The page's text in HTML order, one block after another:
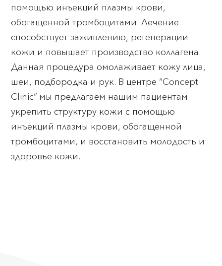
помощью инъекций плазмы крови,
обогащенной тромбоцитами. Лечение
способствует заживлению, регенерации
кожи и повышает производство коллагена.
Данная процедура омолаживает кожу лица,
шеи, подбородка и рук. В центре “Concept
Clinic” мы предлагаем нашим пациентам
укрепить структуру кожи с помощью
инъекций плазмы крови, обогащенной
тромбоцитами, и восстановить молодость и
здоровье кожи.